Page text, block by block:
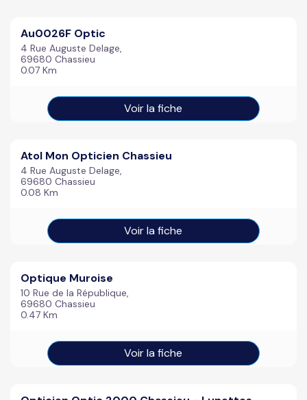
Au0026F Optic
4 Rue Auguste Delage,
69680 Chassieu
0.07 Km
Voir la fiche
Atol Mon Opticien Chassieu
4 Rue Auguste Delage,
69680 Chassieu
0.08 Km
Voir la fiche
Optique Muroise
10 Rue de la République,
69680 Chassieu
0.47 Km
Voir la fiche